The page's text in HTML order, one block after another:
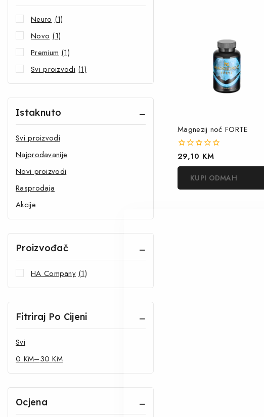
Magnezij noć FORTE
0
out
of
29,10 KM
KUPI ODMAH
Neuro (1)
Novo (1)
Premium (1)
Svi proizvodi (1)
Istaknuto
Svi proizvodi
Najprodavanije
Novi proizvodi
Rasprodaja
Akcije
Proizvođač
HA Company (1)
Fitriraj Po Cijeni
Svi
0 KM–30KM
Ocjena